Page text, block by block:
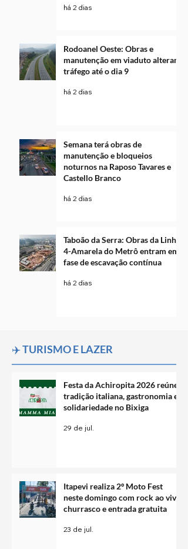
há 2 dias
Rodoanel Oeste: Obras e
manutenção em viaduto alteram
tráfego até o dia 9
há 2 dias
Semana terá obras de
manutenção e bloqueios
noturnos na Raposo Tavares e
Castello Branco
há 2 dias
Taboão da Serra: Obras da Linha
4-Amarela do Metrô entram em
fase de escavação contínua
há 2 dias
✈️ TURISMO E LAZER
Festa da Achiropita 2026 reúne
tradição italiana, gastronomia e
solidariedade no Bixiga
29 de jul.
Itapevi realiza 2º Moto Fest
neste domingo com rock ao vivo,
churrasco e entrada gratuita
23 de jul.